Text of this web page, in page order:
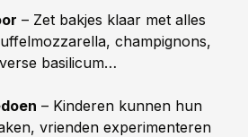
– Zet bakjes klaar met alles
champignons,
basilicum…
– Kinderen kunnen hun
vrienden experimenteren